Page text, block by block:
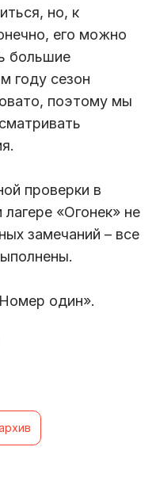
но, к
его можно
большие
году сезон
поэтому мы
проверки в
«Огонек» не
замечаний – все
один».